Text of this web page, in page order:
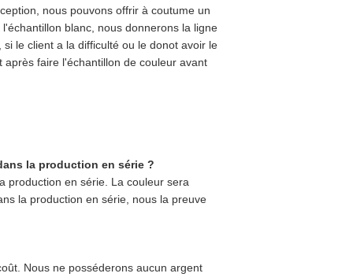
nous pouvons offrir à coutume un
blanc, nous donnerons la ligne
le client a la difficulté ou le donot avoir le
faire l'échantillon de couleur avant
la production en série ?
production en série. La couleur sera
la production en série, nous la preuve
Nous ne posséderons aucun argent